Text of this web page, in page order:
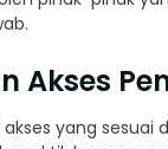
Akses
yang sesuai